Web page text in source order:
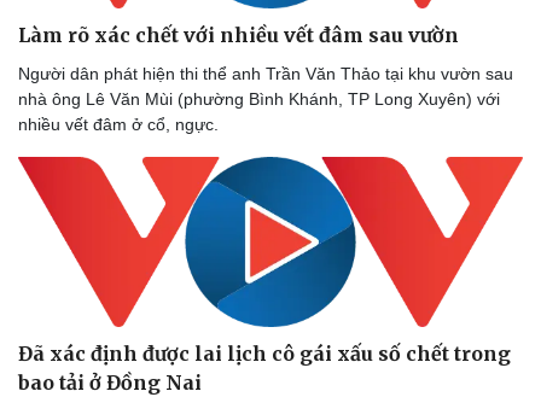
Làm rõ xác chết với nhiều vết đâm sau vườn
Người dân phát hiện thi thể anh Trần Văn Thảo tại khu vườn sau
nhà ông Lê Văn Mùi (phường Bình Khánh, TP Long Xuyên) với
nhiều vết đâm ở cổ, ngực.
Đã xác định được lai lịch cô gái xấu số chết trong
bao tải ở Đồng Nai